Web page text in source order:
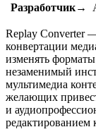
Разработчик→
Replay Converter
конвертации
изменять
незаменимый
мультимедиа
желающих
и
редактированием